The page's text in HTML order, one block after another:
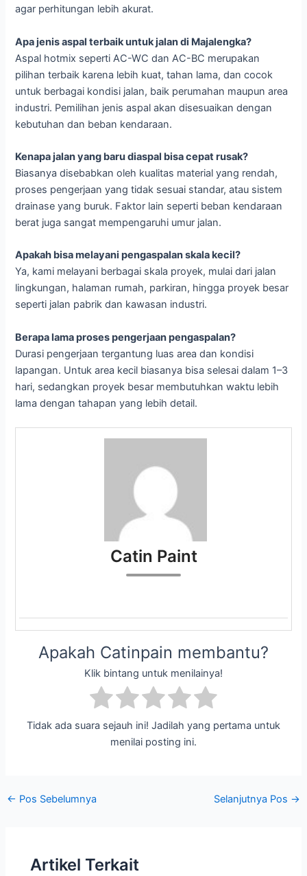
agar perhitungan lebih akurat.
Apa jenis aspal terbaik untuk jalan di Majalengka?
Aspal hotmix seperti AC-WC dan AC-BC merupakan
pilihan terbaik karena lebih kuat, tahan lama, dan cocok
untuk berbagai kondisi jalan, baik perumahan maupun area
industri. Pemilihan jenis aspal akan disesuaikan dengan
kebutuhan dan beban kendaraan.
Kenapa jalan yang baru diaspal bisa cepat rusak?
Biasanya disebabkan oleh kualitas material yang rendah,
proses pengerjaan yang tidak sesuai standar, atau sistem
drainase yang buruk. Faktor lain seperti beban kendaraan
berat juga sangat mempengaruhi umur jalan.
Apakah bisa melayani pengaspalan skala kecil?
Ya, kami melayani berbagai skala proyek, mulai dari jalan
lingkungan, halaman rumah, parkiran, hingga proyek besar
seperti jalan pabrik dan kawasan industri.
Berapa lama proses pengerjaan pengaspalan?
Durasi pengerjaan tergantung luas area dan kondisi
lapangan. Untuk area kecil biasanya bisa selesai dalam 1–3
hari, sedangkan proyek besar membutuhkan waktu lebih
lama dengan tahapan yang lebih detail.
Catin Paint
Apakah Catinpain membantu?
Klik bintang untuk menilainya!
Tidak ada suara sejauh ini! Jadilah yang pertama untuk
menilai posting ini.
Post
← Pos Sebelumnya Selanjutnya Pos →
Artikel Terkait